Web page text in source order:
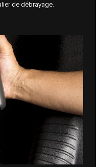
de débrayage.